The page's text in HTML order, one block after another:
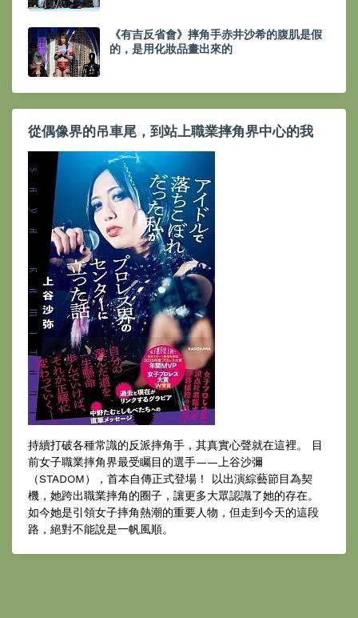
《有吉反省會》摔角手赤井沙希的腹肌是假
的，是用化妝品畫出來的
從偶像界的吊車尾，到站上職業摔角界中心的我
持續打破各種常識的反派摔角手，其真實心聲就在這裡。 目
前女子職業摔角界最受矚目的選手——上谷沙彌
（STADOM），首本自傳正式登場！ 以出演綜藝節目為契
機，她跨出職業摔角的圈子，讓更多大眾認識了她的存在。
如今她是引領女子摔角熱潮的重要人物，但走到今天的這段
路，絕對不能說是一帆風順。